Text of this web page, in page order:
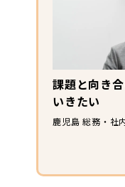
課題と向き
いきたい
鹿児島 総務・社